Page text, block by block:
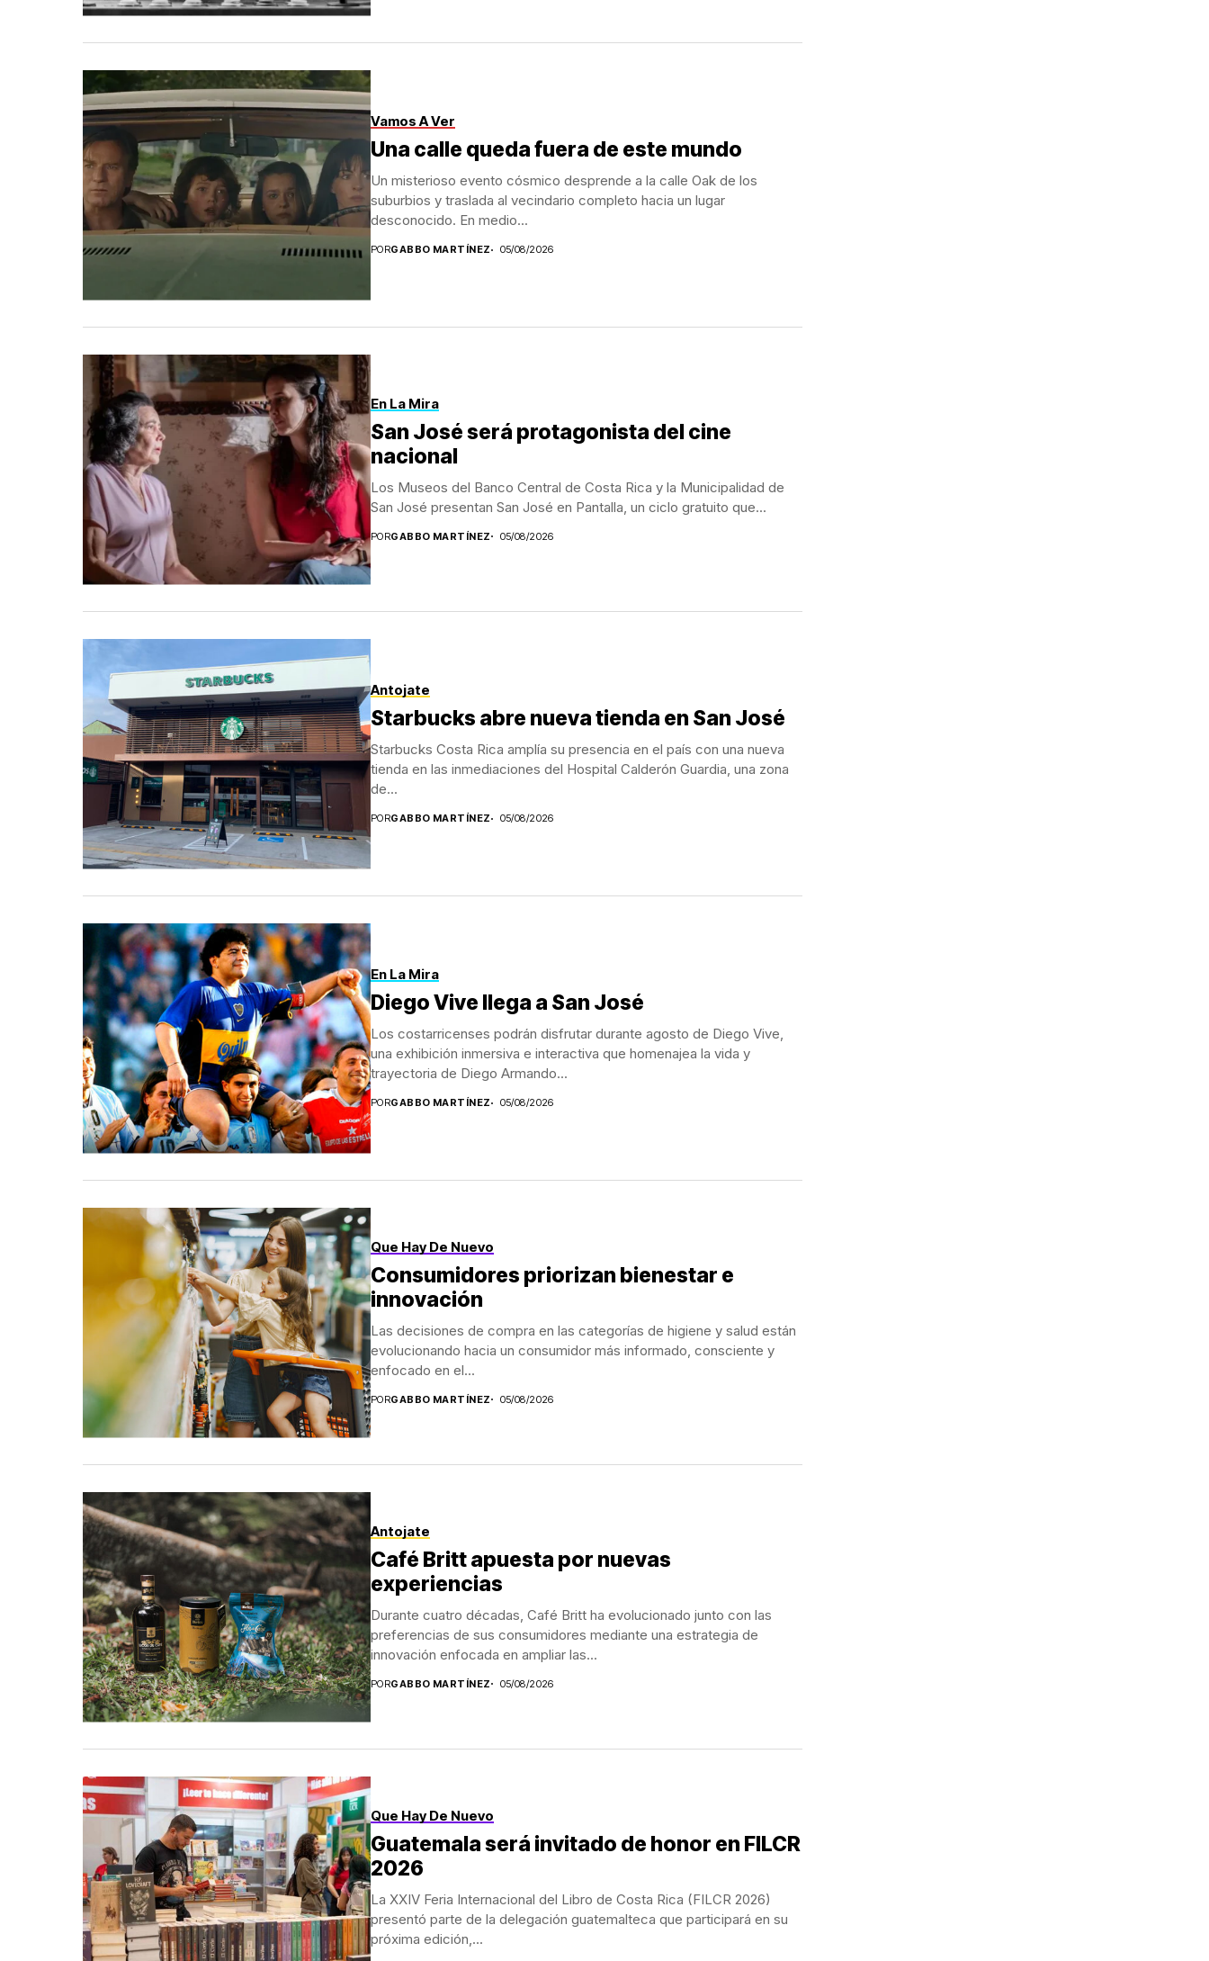
Vamos A Ver
Una calle queda fuera de este mundo
Un misterioso evento cósmico desprende a la calle Oak de los
suburbios y traslada al vecindario completo hacia un lugar
desconocido. En medio...
PORGABBO MARTÍNEZ 05/08/2026
En La Mira
San José será protagonista del cine
nacional
Los Museos del Banco Central de Costa Rica y la Municipalidad de
San José presentan San José en Pantalla, un ciclo gratuito que...
PORGABBO MARTÍNEZ 05/08/2026
Antojate
Starbucks abre nueva tienda en San José
Starbucks Costa Rica amplía su presencia en el país con una nueva
tienda en las inmediaciones del Hospital Calderón Guardia, una zona
de...
PORGABBO MARTÍNEZ 05/08/2026
En La Mira
Diego Vive llega a San José
Los costarricenses podrán disfrutar durante agosto de Diego Vive,
una exhibición inmersiva e interactiva que homenajea la vida y
trayectoria de Diego Armando...
PORGABBO MARTÍNEZ 05/08/2026
Que Hay De Nuevo
Consumidores priorizan bienestar e
innovación
Las decisiones de compra en las categorías de higiene y salud están
evolucionando hacia un consumidor más informado, consciente y
enfocado en el...
PORGABBO MARTÍNEZ 05/08/2026
Antojate
Café Britt apuesta por nuevas
experiencias
Durante cuatro décadas, Café Britt ha evolucionado junto con las
preferencias de sus consumidores mediante una estrategia de
innovación enfocada en ampliar las...
PORGABBO MARTÍNEZ 05/08/2026
Que Hay De Nuevo
Guatemala será invitado de honor en FILCR
2026
La XXIV Feria Internacional del Libro de Costa Rica (FILCR 2026)
presentó parte de la delegación guatemalteca que participará en su
próxima edición,...